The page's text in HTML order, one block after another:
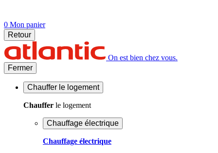
0 Mon panier
Retour
On est bien chez vous.
Fermer
Chauffer le logement
Chauffer le logement
Chauffage électrique
Chauffage électrique